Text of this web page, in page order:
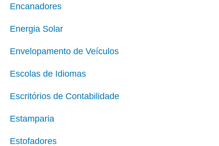
Encanadores
Energia Solar
Envelopamento de Veículos
Escolas de Idiomas
Escritórios de Contabilidade
Estamparia
Estofadores